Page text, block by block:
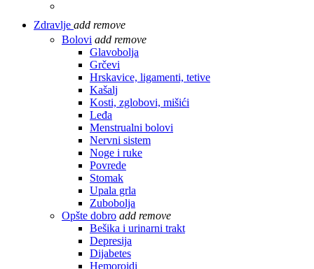
Zdravlje add remove
Bolovi add remove
Glavobolja
Grčevi
Hrskavice, ligamenti, tetive
Kašalj
Kosti, zglobovi, mišići
Leđa
Menstrualni bolovi
Nervni sistem
Noge i ruke
Povrede
Stomak
Upala grla
Zubobolja
Opšte dobro add remove
Bešika i urinarni trakt
Depresija
Dijabetes
Hemoroidi